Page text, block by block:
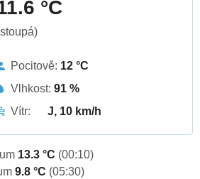
°C
Pocitově: 12 °C
Vlhkost: 91 %
Vítr:
J, 10 km/h
13.3 °C (00:10)
9.8 °C (05:30)